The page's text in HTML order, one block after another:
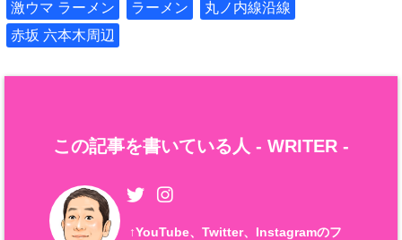
激ウマ ラーメン ラーメン
丸ノ内線沿線
赤坂 六本木周辺
この記事を書いている人 - WRITER -
↑YouTube、Twitter、Instagramのフ